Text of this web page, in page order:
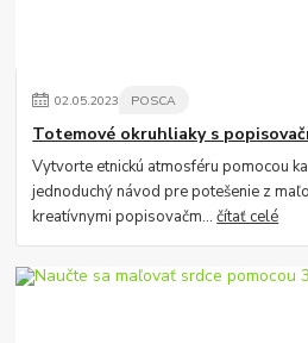
02.05.2023 POSCA
Totemové okruhliaky s
Vytvorte etnickú atmosféru pomocou
jednoduchý návod pre potešenie z
kreatívnymi popisovačm...čítať celé